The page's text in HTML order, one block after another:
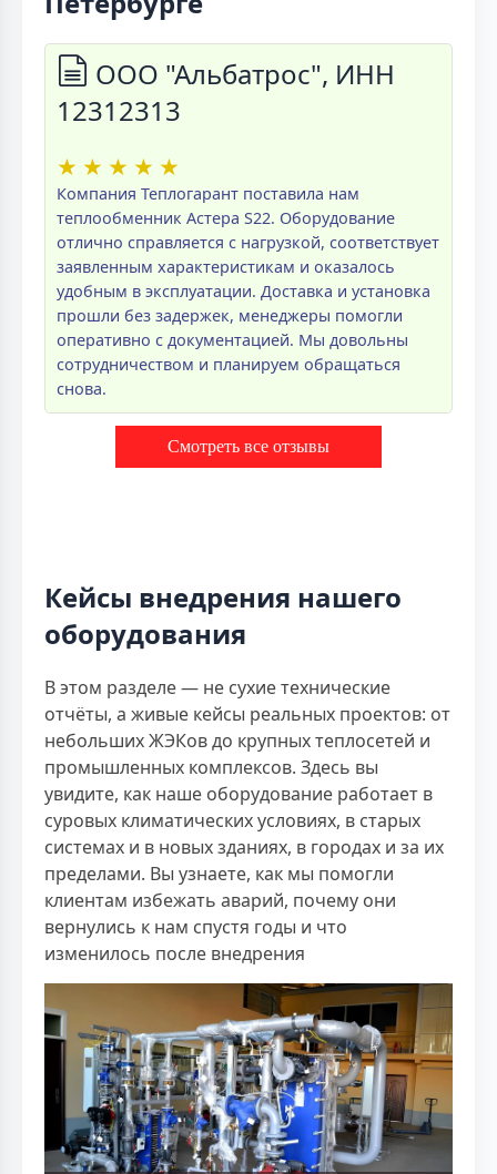
ООО "Альбатрос", ИНН
12312313
★ ★ ★ ★ ★
Компания Теплогарант поставила нам
теплообменник Астера S22. Оборудование
отлично справляется с нагрузкой, соответствует
заявленным характеристикам и оказалось
удобным в эксплуатации. Доставка и установка
прошли без задержек, менеджеры помогли
оперативно с документацией. Мы довольны
сотрудничеством и планируем обращаться
снова.
Смотреть все отзывы
Кейсы внедрения нашего
оборудования
В этом разделе — не сухие технические
отчёты, а живые кейсы реальных проектов: от
небольших ЖЭКов до крупных теплосетей и
промышленных комплексов. Здесь вы
увидите, как наше оборудование работает в
суровых климатических условиях, в старых
системах и в новых зданиях, в городах и за их
пределами. Вы узнаете, как мы помогли
клиентам избежать аварий, почему они
вернулись к нам спустя годы и что
изменилось после внедрения